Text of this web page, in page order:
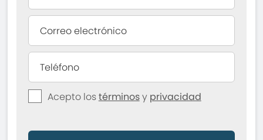
Acepto lostérminosy privacidad